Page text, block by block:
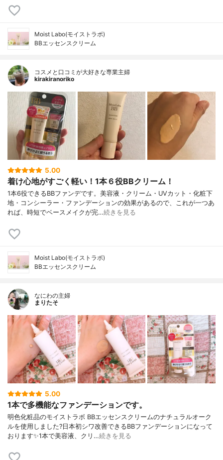
Moist Labo(モイストラボ)
BBエッセンスクリーム
コスメと口コミが大好きな専業主婦
kirakiranoriko
5.00
着け心地がすごく軽い！1本６役BBクリーム！
1本6役できるBBファンデです。美容液・クリーム・UVカット・化粧下
地・コンシーラー・ファンデーションの効果があるので、これが一つあ
れば、時短でベースメイクが完…続きを見る
Moist Labo(モイストラボ)
BBエッセンスクリーム
なにわの主婦
まりたそ
5.00
1本で多機能なファンデーションです。
明色化粧品のモイストラボ BBエッセンスクリームのナチュラルオーク
ルを使用しました?日本初シワ改善できるBBファンデーションになって
おります✨1本で美容液、クリ…続きを見る